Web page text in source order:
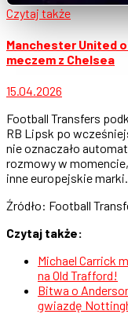
Czytaj także
Manchester United
meczem z Chelsea
15.04.2026
Football Transfers
RB Lipsk po
nie oznaczało
rozmowy w
inne europejskie marki.
Źródło: Football
Czytaj także:
Michael Carrick
na Old Trafford!
Bitwa o
gwiazdę